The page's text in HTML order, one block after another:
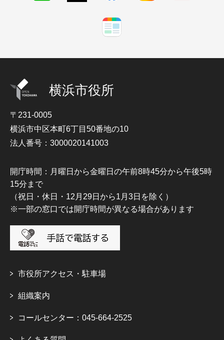
横浜市役所
〒231-0005
横浜市中区本町6丁目50番地の10
法人番号：3000020141003
開庁時間：月曜日から金曜日の午前8時45分から午後5時
15分まで
（祝日・休日・12月29日から1月3日を除く）
※一部の窓口では開庁時間が異なる場合があります
市役所アクセス・駐車場
組織案内
コールセンター：045-664-2525